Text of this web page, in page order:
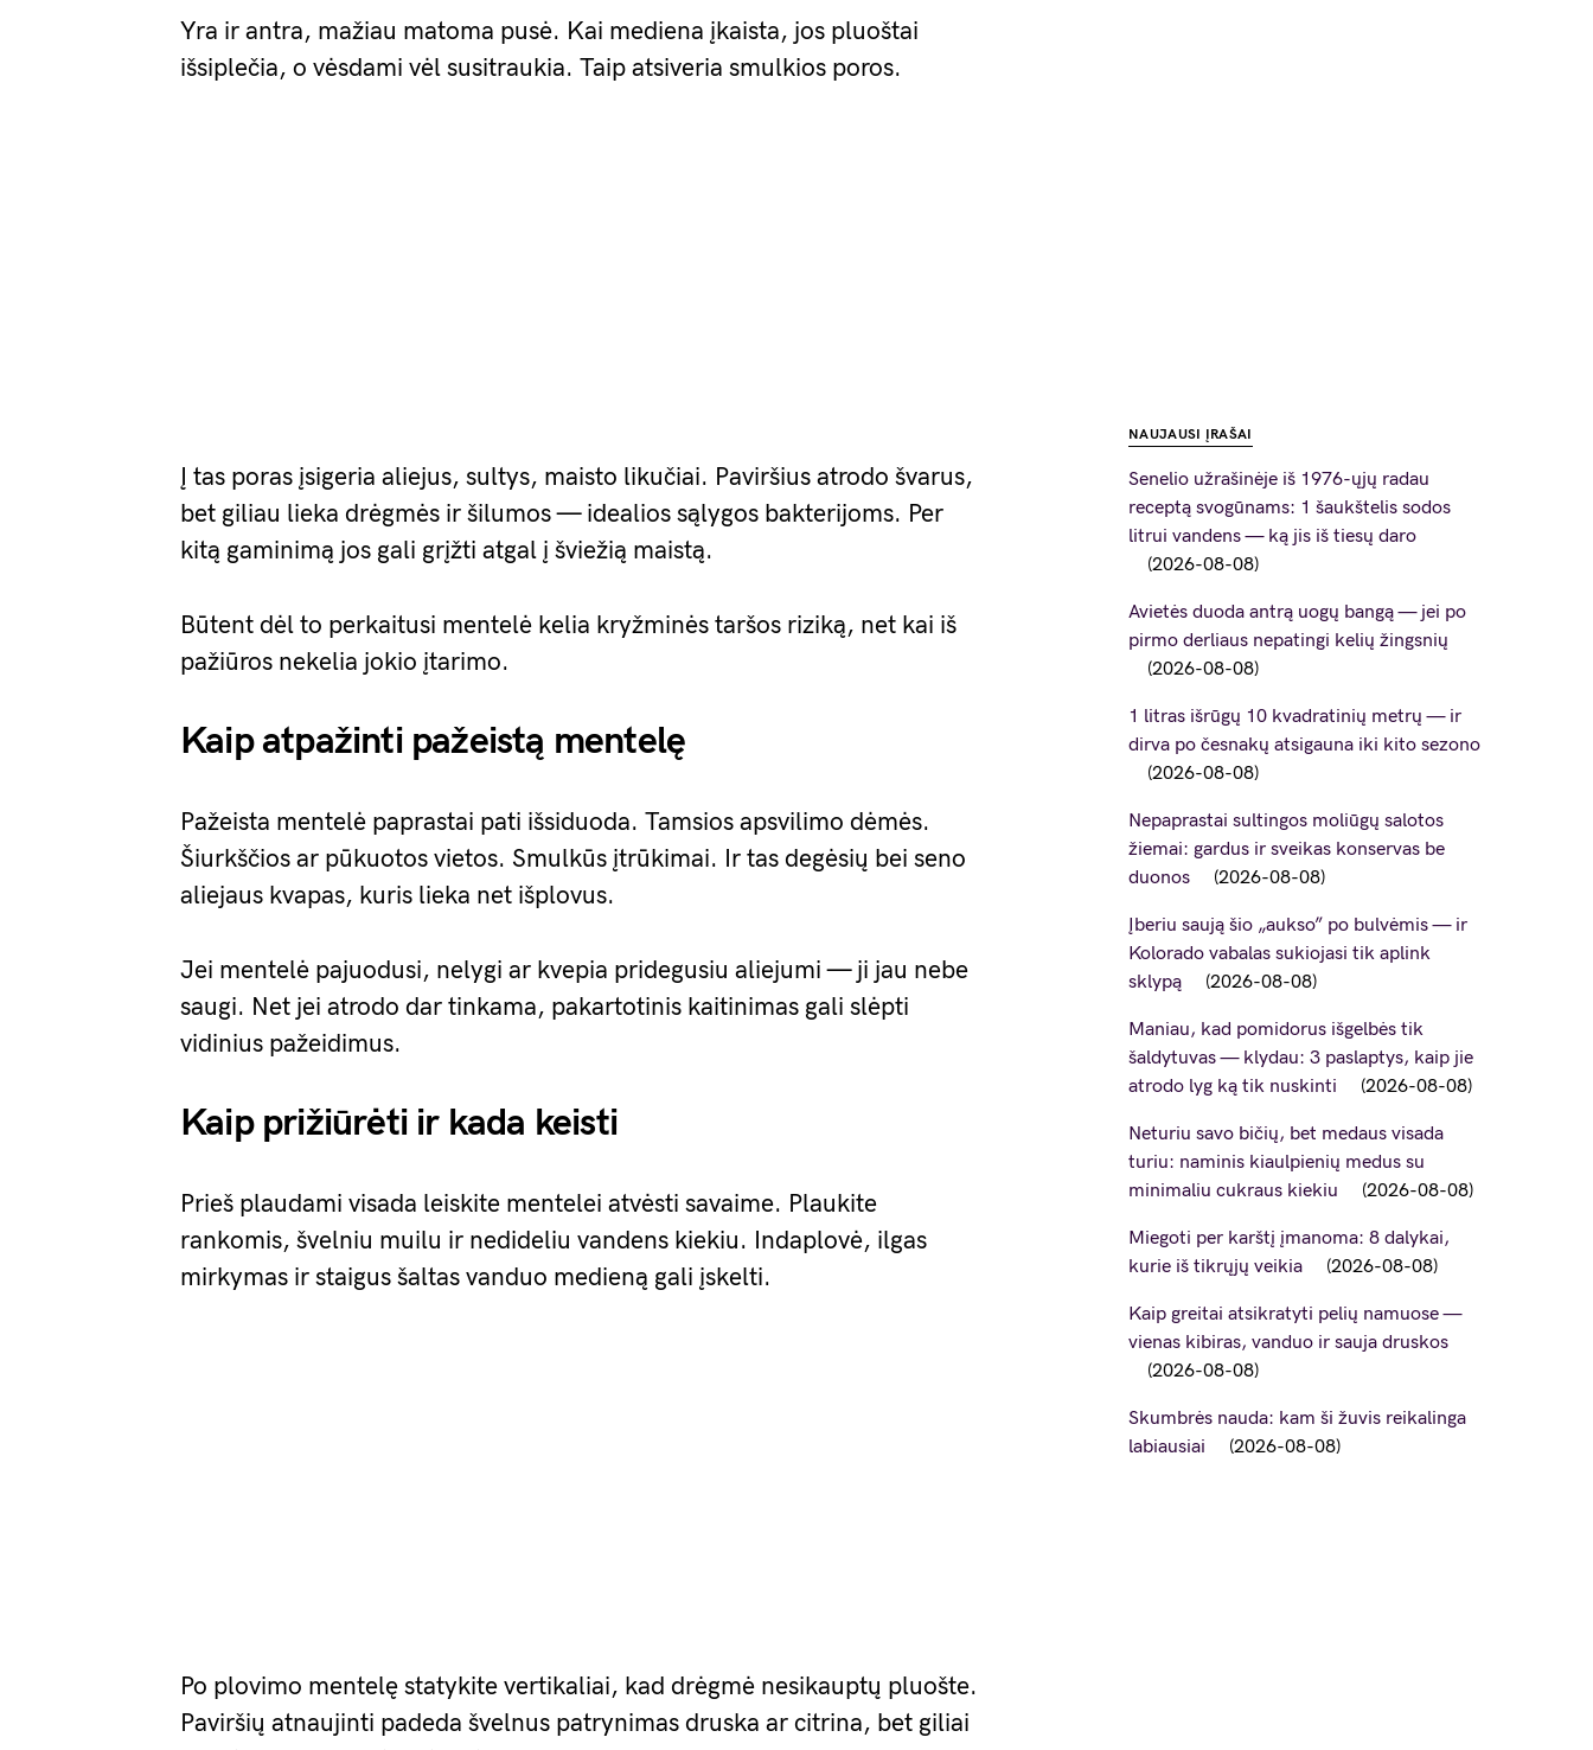
Yra ir antra, mažiau matoma pusė. Kai mediena įkaista, jos pluoštai
išsiplečia, o vėsdami vėl susitraukia. Taip atsiveria smulkios poros.
Į tas poras įsigeria aliejus, sultys, maisto likučiai. Paviršius atrodo švarus,
bet giliau lieka drėgmės ir šilumos — idealios sąlygos bakterijoms. Per
kitą gaminimą jos gali grįžti atgal į šviežią maistą.
Būtent dėl to perkaitusi mentelė kelia kryžminės taršos riziką, net kai iš
pažiūros nekelia jokio įtarimo.
Kaip atpažinti pažeistą mentelę
Pažeista mentelė paprastai pati išsiduoda. Tamsios apsvilimo dėmės.
Šiurkščios ar pūkuotos vietos. Smulkūs įtrūkimai. Ir tas degėsių bei seno
aliejaus kvapas, kuris lieka net išplovus.
Jei mentelė pajuodusi, nelygi ar kvepia pridegusiu aliejumi — ji jau nebe
saugi. Net jei atrodo dar tinkama, pakartotinis kaitinimas gali slėpti
vidinius pažeidimus.
Kaip prižiūrėti ir kada keisti
Prieš plaudami visada leiskite mentelei atvėsti savaime. Plaukite
rankomis, švelniu muilu ir nedideliu vandens kiekiu. Indaplovė, ilgas
mirkymas ir staigus šaltas vanduo medieną gali įskelti.
Po plovimo mentelę statykite vertikaliai, kad drėgmė nesikauptų pluošte.
Paviršių atnaujinti padeda švelnus patrynimas druska ar citrina, bet giliai
NAUJAUSI ĮRAŠAI
Senelio užrašinėje iš 1976-ųjų radau
receptą svogūnams: 1 šaukštelis sodos
litrui vandens — ką jis iš tiesų daro
2026-08-08
Avietės duoda antrą uogų bangą — jei po
pirmo derliaus nepatingi kelių žingsnių
2026-08-08
1 litras išrūgų 10 kvadratinių metrų — ir
dirva po česnakų atsigauna iki kito sezono
2026-08-08
Nepaprastai sultingos moliūgų salotos
žiemai: gardus ir sveikas konservas be
duonos
2026-08-08
Įberiu saują šio „aukso” po bulvėmis — ir
Kolorado vabalas sukiojasi tik aplink
sklypą
2026-08-08
Maniau, kad pomidorus išgelbės tik
šaldytuvas — klydau: 3 paslaptys, kaip jie
atrodo lyg ką tik nuskinti
2026-08-08
Neturiu savo bičių, bet medaus visada
turiu: naminis kiaulpienių medus su
minimaliu cukraus kiekiu
2026-08-08
Miegoti per karštį įmanoma: 8 dalykai,
kurie iš tikrųjų veikia
2026-08-08
Kaip greitai atsikratyti pelių namuose —
vienas kibiras, vanduo ir sauja druskos
2026-08-08
Skumbrės nauda: kam ši žuvis reikalinga
labiausiai
2026-08-08